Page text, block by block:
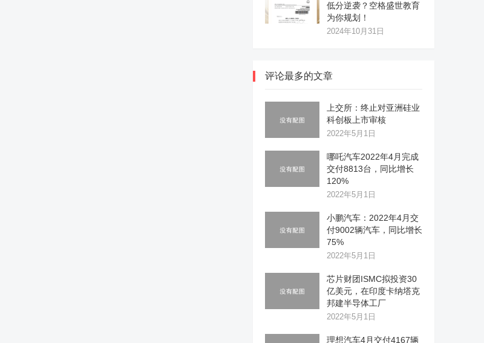
低分逆袭？空格盛世教育
为你规划！
2024年10月31日
评论最多的文章
上交所：终止对亚洲硅业
科创板上市审核
2022年5月1日
哪吒汽车2022年4月完成
交付8813台，同比增长
120%
2022年5月1日
小鹏汽车：2022年4月交
付9002辆汽车，同比增长
75%
2022年5月1日
芯片财团ISMC拟投资30
亿美元，在印度卡纳塔克
邦建半导体工厂
2022年5月1日
理想汽车4月交付4167辆